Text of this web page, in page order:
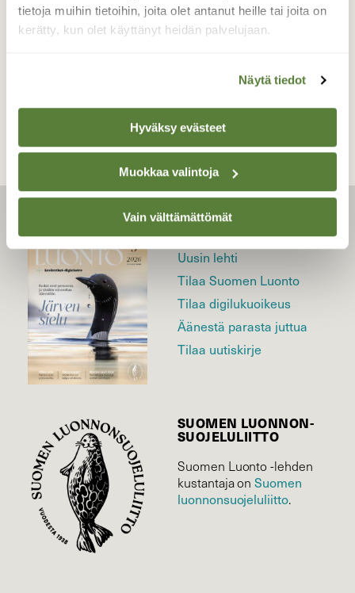
tietoja muihin tietoihin, joita olet antanut heille tai joita on
kerätty, kun olet käyttänyt heidän palvelujaan.
Näytä tiedot
Hyväksy evästeet
Muokkaa valintoja
Vain välttämättömät
Valokuvaaja: TOMMI KUJALA, UTAJÄRVI 13.5.2023
TAKAISIN LISTAAN
LEHTI
Uusin lehti
Tilaa Suomen Luonto
Tilaa digilukuoikeus
Äänestä parasta juttua
Tilaa uutiskirje
SUOMEN LUONNON­
SUOJELU­LIITTO
Suomen Luonto -lehden
kustantaja onSuomen
luonnonsuojelu­liitto.